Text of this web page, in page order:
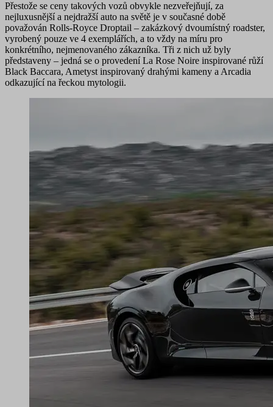
Přestože se ceny takových vozů obvykle nezveřejňují, za
nejluxusnější a nejdražší auto na světě je v současné době
považován Rolls-Royce Droptail – zakázkový dvoumístný roadster,
vyrobený pouze ve 4 exemplářích, a to vždy na míru pro
konkrétního, nejmenovaného zákazníka. Tři z nich už byly
představeny – jedná se o provedení La Rose Noire inspirované růží
Black Baccara, Ametyst inspirovaný drahými kameny a Arcadia
odkazující na řeckou mytologii.